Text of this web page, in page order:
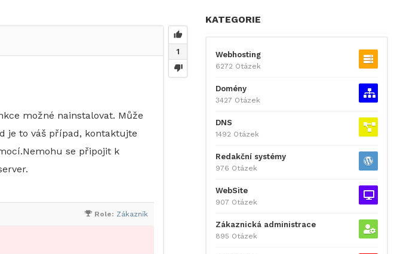
1
možné nainstalovat. Může
je to váš případ, kontaktujte
se připojit k
Role: Zákazník
KATEGORIE
Webhosting
6272 Otázek
Domény
3427 Otázek
DNS
1492 Otázek
Redakční systémy
976 Otázek
WebSite
907 Otázek
Zákaznická administrace
895 Otázek